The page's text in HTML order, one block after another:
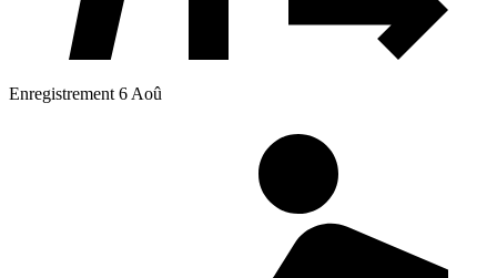
Enregistrement 6 Aoû